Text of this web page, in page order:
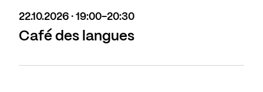
22.10.2026 · 19:00-20:30
Café des langues